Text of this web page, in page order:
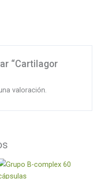
“Cartilagor
valoración.